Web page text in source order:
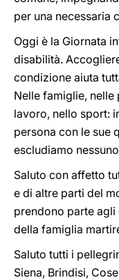
per una necessaria
Oggi è la Giornata
disabilità.
condizione aiuta
Nelle famiglie, nelle
lavoro, nello sport:
persona con le sue
escludiamo
Saluto con affetto
e di altre parti del
prendono parte agli
della famiglia
Saluto tutti i
Siena, Brindisi,